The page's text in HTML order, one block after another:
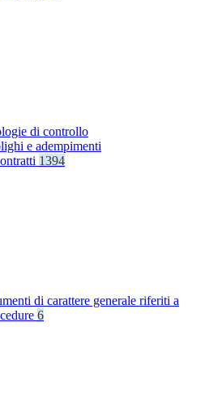
di controllo
e adempimenti
1394
di carattere generale riferiti a
6